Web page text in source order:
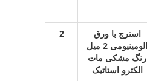
استرچ با ورق
الومینیومی 2 میل
رنگ مشکی مات
الکترو استاتیک
2